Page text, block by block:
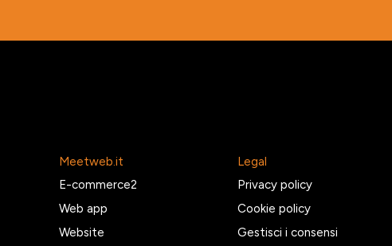
Meetweb.it
E-commerce2
Web app
Website
Legal
Privacy policy
Cookie policy
Gestisci i consensi